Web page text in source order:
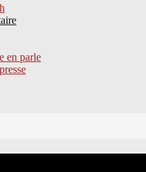
en parle